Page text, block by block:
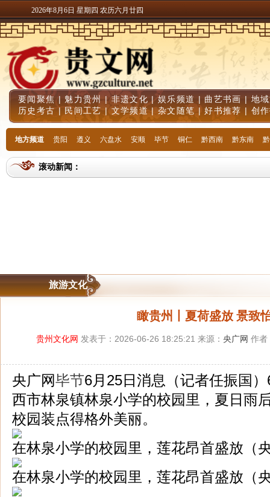
2026年8月6日 星期四 农历六月廿四
要闻聚焦| 魅力贵州|非遗文化 |娱乐频道 | 曲艺书画 | 地
历史考古 | 民间工艺 |文学频道|杂文随笔 |好书推荐 | 创
地方频道 贵阳 遵义 六盘水 安顺 毕节 铜仁 黔西南 黔东南
滚动新闻：
旅游文化
瞰贵州丨夏荷盛放 景致
贵州文化网 发表于：2026-06-26 18:25:21 来源： 央广网 作者
央广网毕节6月25日消息（记者任振国
西市林泉镇林泉小学的校园里，夏日雨
校园装点得格外美丽。
在林泉小学的校园里，莲花昂首盛放（
在林泉小学的校园里，莲花昂首盛放（